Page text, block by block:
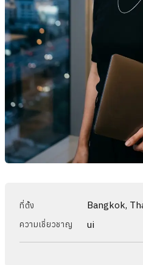
ที่ตั้ง Bangkok,
ความเชี่ยวชาญ ui